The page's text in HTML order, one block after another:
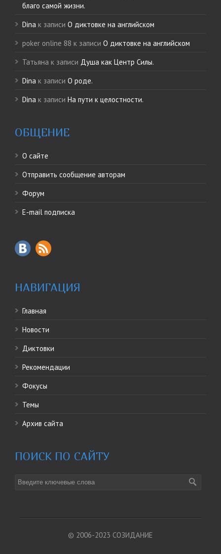
благо самой жизни.
Dina к записи О диктовке на английском
poker online 88 к записи О диктовке на английском
Татьяна к записи Душа как Центр Силы.
Dina к записи О роде.
Dina к записи На пути к целостности.
ОБЩЕНИЕ
О сайте
Отправить сообщение авторам
Форум
E-mail подписка
НАВИГАЦИЯ
Главная
Новости
Диктовки
Рекомендации
Фокусы
Темы
Архив сайта
ПОИСК ПО САЙТУ
© 2006-2023 СОЗИДАНИЕ